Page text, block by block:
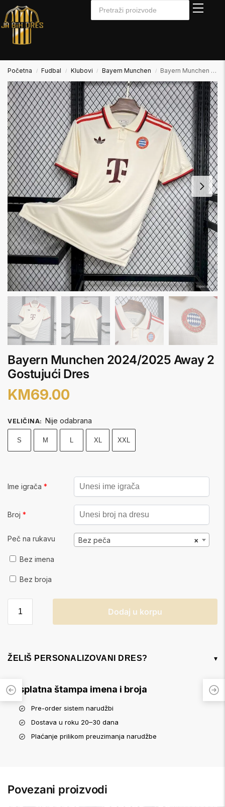
Početna / Fudbal / Klubovi / Bayern Munchen / Bayern Munchen 2024/2025 Away 2 Gostujući Dres
Bayern Munchen 2024/2025 Away 2
Gostujući Dres
KM69.00
VELIČINA: Nije odabrana
S M L XL XXL
Ime igrača *
Broj *
Peč na rukavu ×
Bez peča
Bez imena
Bez broja
Dodaj u korpu
ŽELIŠ PERSONALIZOVANI DRES? ▾
Besplatna štampa imena i broja
Pre-order sistem narudžbi
Dostava u roku 20–30 dana
Plaćanje prilikom preuzimanja narudžbe
Povezani proizvodi